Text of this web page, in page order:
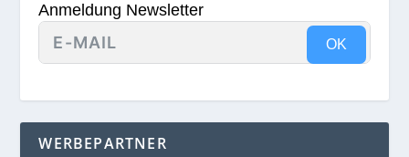
Anmeldung Newsletter
OK
WERBEPARTNER